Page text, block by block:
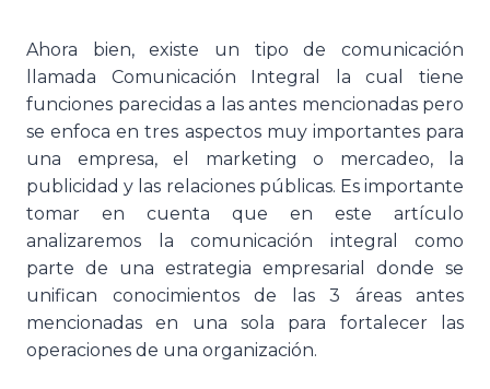
Ahora bien, existe un tipo de comunicación
llamada Comunicación Integral la cual tiene
funciones parecidas a las antes mencionadas pero
se enfoca en tres aspectos muy importantes para
una empresa, el marketing o mercadeo, la
publicidad y las relaciones públicas. Es importante
tomar en cuenta que en este artículo
analizaremos la comunicación integral como
parte de una estrategia empresarial donde se
unifican conocimientos de las 3 áreas antes
mencionadas en una sola para fortalecer las
operaciones de una organización.